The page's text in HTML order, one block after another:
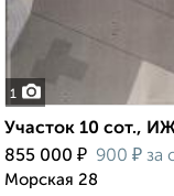
1
Участок 10 сот.,
855 000 ₽ 900 ₽ за
Морская 28